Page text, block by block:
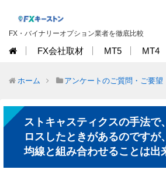
FX・バイナリーオプション業者を徹底比較
FX会社取材 MT5 MT4
ホーム アンケートのご質問・ご要望
ストキャスティクスの手法で
ロスしたときがあるのですが
均線と組み合わせることは出